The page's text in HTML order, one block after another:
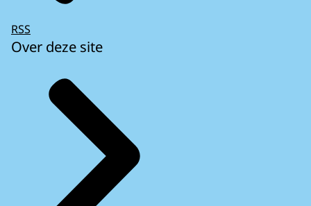
RSS
Over deze site